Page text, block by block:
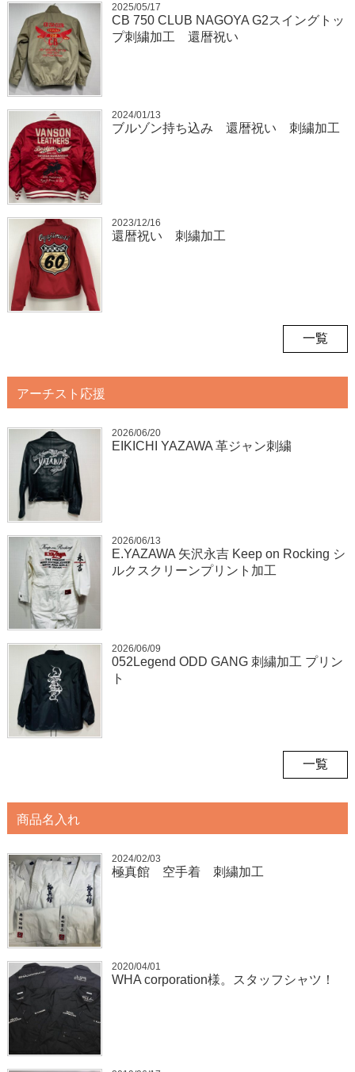
2025/05/17
CB 750 CLUB NAGOYA G2スイングトッ
プ刺繍加工 還暦祝い
2024/01/13
ブルゾン持ち込み 還暦祝い 刺繍加工
2023/12/16
還暦祝い 刺繍加工
一覧
アーチスト応援
2026/06/20
EIKICHI YAZAWA 革ジャン刺繍
2026/06/13
E.YAZAWA 矢沢永吉 Keep on Rocking シ
ルクスクリーンプリント加工
2026/06/09
052Legend ODD GANG 刺繍加工 プリン
ト
一覧
商品名入れ
2024/02/03
極真館 空手着 刺繍加工
2020/04/01
WHA corporation様。スタッフシャツ！